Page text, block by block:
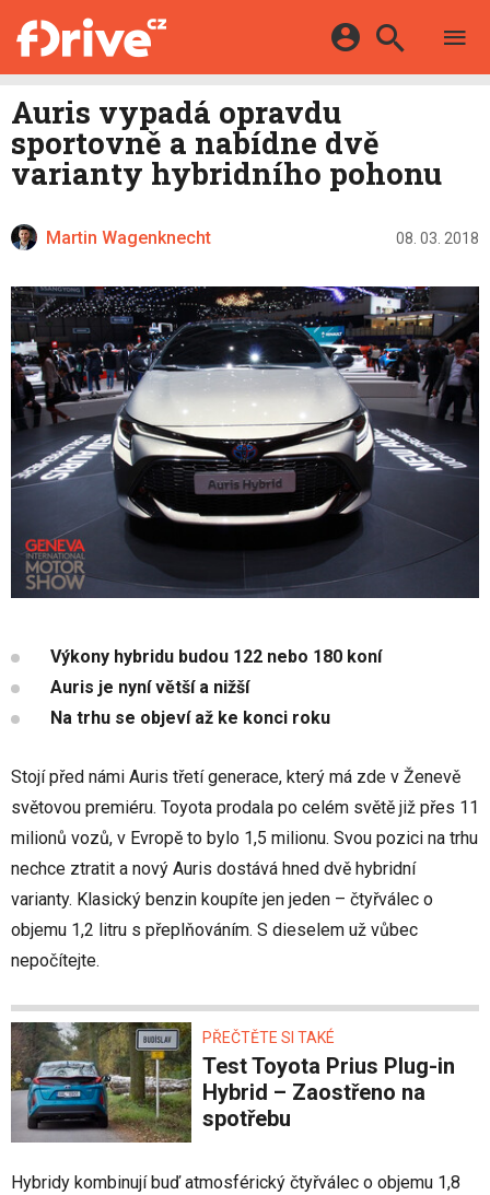
KATALOG
MAPA STANIC
DALŠÍ
HYBRIDY
E-MOTORSPORT
OSTATNÍ
Facebook Google
Auris vypadá opravdu
sportovně a nabídne dvě
varianty hybridního pohonu
Martin Wagenknecht 08. 03. 2018
Výkony hybridu budou 122 nebo 180 koní
Auris je nyní větší a nižší
Na trhu se objeví až ke konci roku
Stojí před námi Auris třetí generace, který má zde v Ženevě
světovou premiéru. Toyota prodala po celém světě již přes 11
milionů vozů, v Evropě to bylo 1,5 milionu. Svou pozici na trhu
nechce ztratit a nový Auris dostává hned dvě hybridní
varianty. Klasický benzin koupíte jen jeden – čtyřválec o
objemu 1,2 litru s přeplňováním. S dieselem už vůbec
nepočítejte.
PŘEČTĚTE SI TAKÉ
Test Toyota Prius Plug-in
Hybrid – Zaostřeno na
spotřebu
Hybridy kombinují buď atmosférický čtyřválec o objemu 1,8